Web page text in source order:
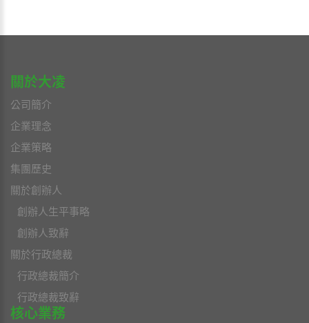
關於大凌
公司簡介
企業理念
企業策略
集團歷史
關於創辦人
創辦人生平事略
創辦人致辭
關於行政總裁
行政總裁簡介
行政總裁致辭
核心業務